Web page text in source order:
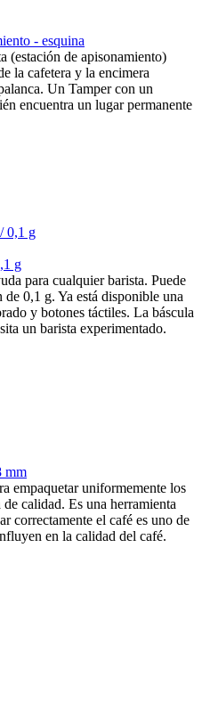
- esquina
(estación de apisonamiento)
la cafetera y la encimera
Un Tamper con un
encuentra un lugar permanente
g
para cualquier barista. Puede
0,1 g. Ya está disponible una
y botones táctiles. La báscula
un barista experimentado.
mm
empaquetar uniformemente los
calidad. Es una herramienta
correctamente el café es uno de
en la calidad del café.